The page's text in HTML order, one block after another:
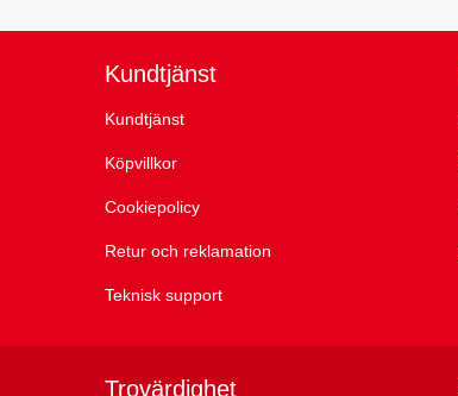
Kundtjänst
Kundtjänst
Köpvillkor
Cookiepolicy
Retur och reklamation
Teknisk support
Trovärdighet